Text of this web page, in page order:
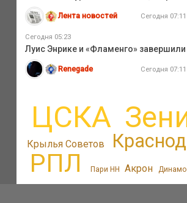
Лента новостей Сегодня 07:11
Сегодня 05:23
Луис Энрике и «Фламенго»
Renegade Сегодня 07:11
ЦСКА
Крылья Советов
РПЛ Пари НН Акрон